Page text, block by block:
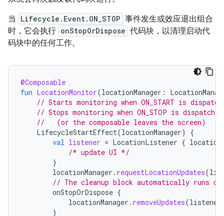
当
Lifecycle.Event.ON_STOP 事件发生或效应退出组合
时，它会执行 onStopOrDispose 代码块，以清理启动代
码块中的任何工作。
@Composable
fun LocationMonitor(locationManager :
// Starts monitoring when ON_START is
// Stops monitoring when ON_STOP is dispatched
//   (or the composable leaves the screen)
LifecycleStartEffect(locationManager)
{
val listener = LocationListener { location
/* update UI */
}
locationManager . requestLocationUpdates(
// The cleanup block automatically runs on
onStopOrDispose {
locationManager . removeUpdates(listener
}